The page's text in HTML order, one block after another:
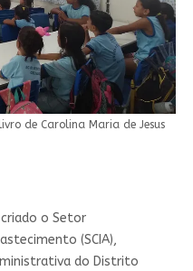
de Carolina Maria de Jesus
o Setor
(SCIA),
do Distrito